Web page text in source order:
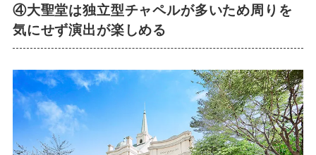
④大聖堂は独立型チャペルが多いため周りを
気にせず演出が楽しめる